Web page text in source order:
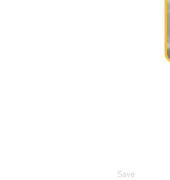
Save